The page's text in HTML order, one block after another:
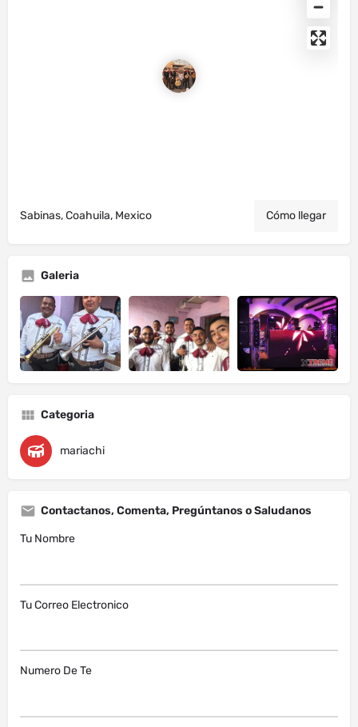
Sabinas, Coahuila, Mexico Cómo llegar
Galeria
Categoria
mariachi
Contactanos, Comenta, Pregúntanos o Saludanos
Tu Nombre
Tu Correo Electronico
Numero De Te